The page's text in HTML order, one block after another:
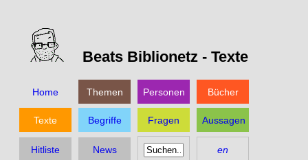
Beats Biblionetz - Texte
Home Themen Personen Bücher
Texte Begriffe Fragen Aussagen
Hitliste News en